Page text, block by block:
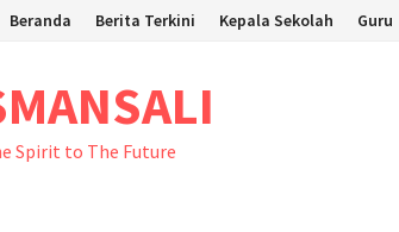
Beranda Berita Terkini Kepala Sekolah Guru
Spirit to The Future